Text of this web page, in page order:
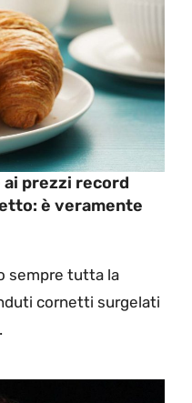
prezzi record
è veramente
sempre tutta la
cornetti surgelati